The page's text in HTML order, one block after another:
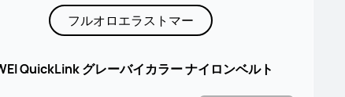
フルオロエラストマー
QuickLink グレーバイカラー ナイロンベルト